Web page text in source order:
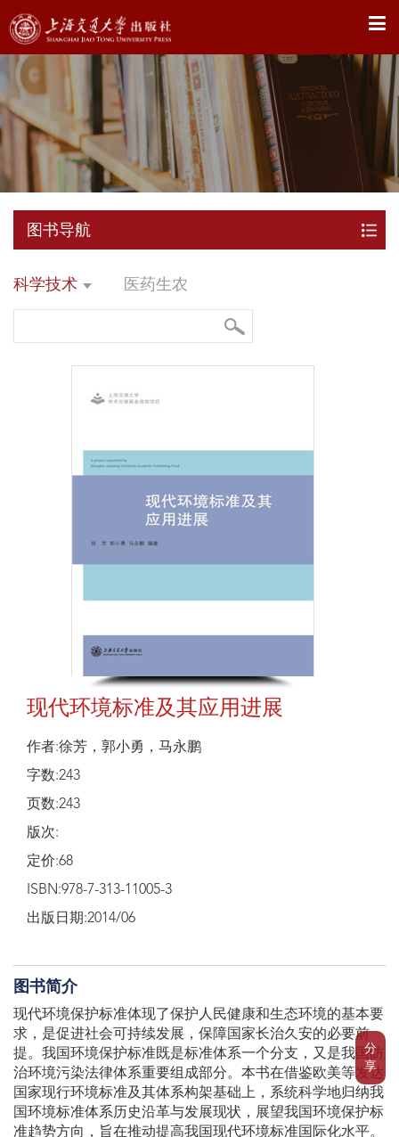
X
分
享
图书导航
科学技术 医药生农
现代环境标准及其应用进展
作者:徐芳，郭小勇，马永鹏
字数:243
页数:243
版次:
定价:68
ISBN:978-7-313-11005-3
出版日期:2014/06
图书简介
现代环境保护标准体现了保护人民健康和生态环境的基本要
求，是促进社会可持续发展，保障国家长治久安的必要前
提。我国环境保护标准既是标准体系一个分支，又是我国防
治环境污染法律体系重要组成部分。本书在借鉴欧美等发达
国家现行环境标准及其体系构架基础上，系统科学地归纳我
国环境标准体系历史沿革与发展现状，展望我国环境保护标
准趋势方向，旨在推动提高我国现代环境标准国际化水平。